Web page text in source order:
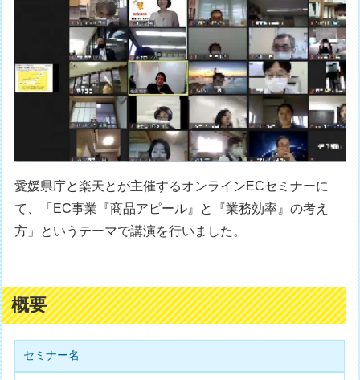
愛媛県庁と楽天とが主催するオンラインECセミナーに
て、「EC事業『商品アピール』と『業務効率』の考え
方」というテーマで講演を行いました。
概要
セミナー名